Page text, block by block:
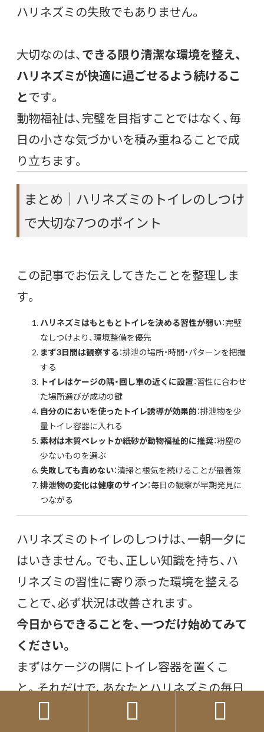
ハリネズミの失敗でもありません。
大切なのは、できる限り清潔な環境を整え、
ハリネズミが快適に過ごせるよう続けるこ
とです。
動物福祉は、完璧を目指すことではなく、毎
日の小さな気づかいを積み重ねることで成
り立ちます。
まとめ｜ハリネズミのトイレのしつけ
で大切な7つのポイント
この記事でお伝えしてきたことを整理しま
す。
ハリネズミはもともとトイレを決める習性が弱い：完璧
なしつけより、環境整備を優先
まず3日間は観察する：排泄の場所・時間・パターンを把握
する
トイレはケージの隅・回し車の近くに設置：習性に合わせ
た場所選びが成功の鍵
自分のにおいを使ったトイレ誘導が効果的：排泄物を少
量トイレ容器に入れる
素材は木質ペレットか紙砂が動物福祉的に推奨：粉塵の
少ないものを選ぶ
失敗しても責めない：清掃と根気を続けることが最善策
排泄物の変化は健康のサイン：毎日の観察が早期発見に
つながる
ハリネズミのトイレのしつけは、一朝一夕に
はいきません。でも、正しい知識を持ち、ハ
リネズミの習性に寄り添った環境を整える
ことで、必ず状況は改善されます。
今日からできることを、一つだけ始めてみて
ください。
まずはケージの隅にトイレ容器を置くこ
と。それだけで、あなたとハリネズミの毎日
は変わり始めます。
  